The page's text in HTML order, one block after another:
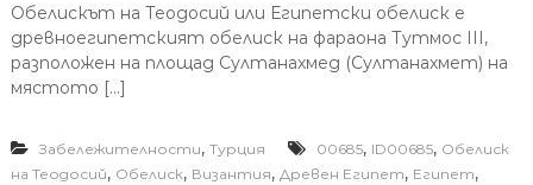
Обелискът на Теодосий или Египетски обелиск e
древноегипетският обелиск на фараона Тутмос III,
разположен на площад Султанахмед (Султанахмет) на
мястото […]
Забележителности, Турция 00685, ID00685, Oбелиск
на Теодосий, Oбелиск, Византия, Древен Египет, Египет,